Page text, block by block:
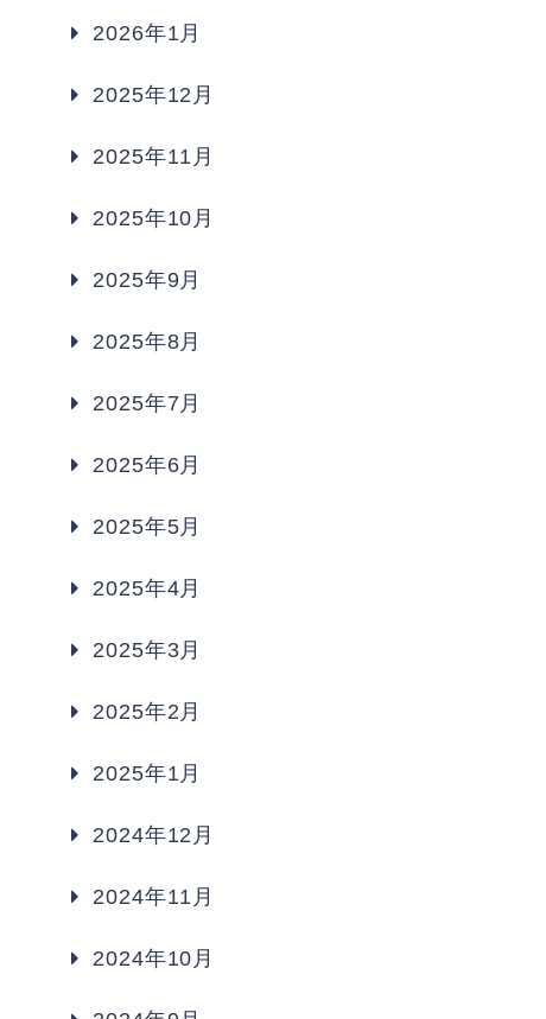
2026年1月
2025年12月
2025年11月
2025年10月
2025年9月
2025年8月
2025年7月
2025年6月
2025年5月
2025年4月
2025年3月
2025年2月
2025年1月
2024年12月
2024年11月
2024年10月